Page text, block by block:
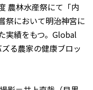
農林水産祭にて「内
祭において明治神宮に
実績をもつ。Global
る農家の健康ブロッ